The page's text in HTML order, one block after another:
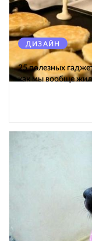
ДИЗАЙН
25 полезных
как мы вообще